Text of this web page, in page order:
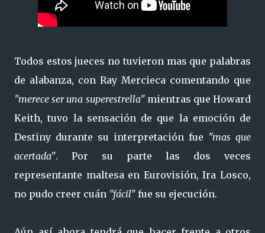
Todos estos jueces no tuvieron mas que palabras
de alabanza, con Ray Mercieca comentando que
"merece ser una superestrella" mientras que Howard
Keith, tuvo la sensación de que la emoción de
Destiny durante su interpretación fue "mas que
acertada". Por su parte las dos veces
representante maltesa en Eurovisión, Ira Losco,
no pudo creer cuán "fácil" fue su ejecución.